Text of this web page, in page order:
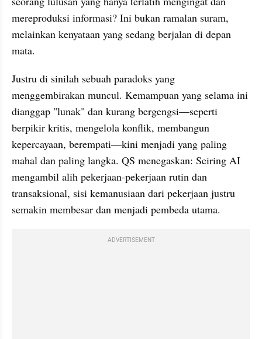
mereproduksi informasi? Ini bukan ramalan suram,
melainkan kenyataan yang sedang berjalan di depan
mata.
Justru di sinilah sebuah paradoks yang
menggembirakan muncul. Kemampuan yang selama ini
dianggap "lunak" dan kurang bergengsi—seperti
berpikir kritis, mengelola konflik, membangun
kepercayaan, berempati—kini menjadi yang paling
mahal dan paling langka. QS menegaskan: Seiring AI
mengambil alih pekerjaan-pekerjaan rutin dan
transaksional, sisi kemanusiaan dari pekerjaan justru
semakin membesar dan menjadi pembeda utama.
ADVERTISEMENT